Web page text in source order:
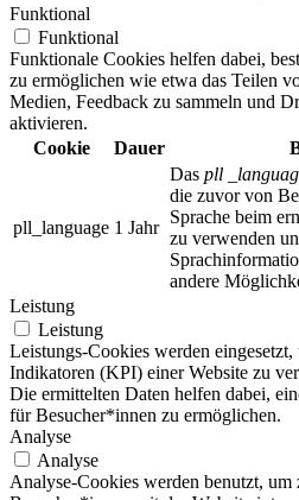
Funktional
Funktional
Funktionale Cookies helfen dabei,
zu ermöglichen wie etwa das Teilen
Medien, Feedback zu sammeln und
aktivieren.
Cookie
Dauer
pll_language 1 Jahr
Das pll
die zuvor von
Sprache beim
zu verwenden
andere
Leistung
Leistung
Leistungs-Cookies werden
Indikatoren (KPI) einer Website zu
Die ermittelten Daten helfen dabei,
für Besucher*innen zu ermöglichen.
Analyse
Analyse
Analyse-Cookies werden benutzt, um